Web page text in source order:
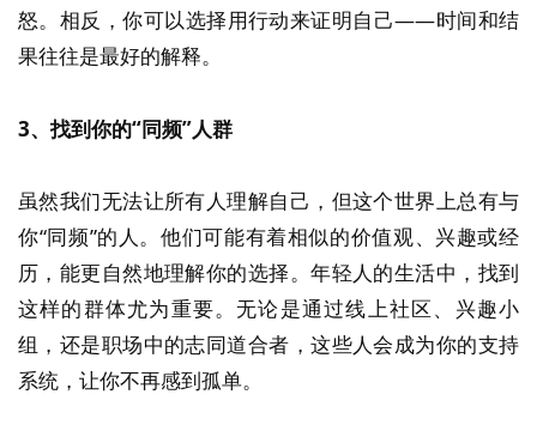
怒。相反，你可以选择用行动来证明自己——时间和结
果往往是最好的解释。
3、找到你的“同频”人群
虽然我们无法让所有人理解自己，但这个世界上总有与
你“同频”的人。他们可能有着相似的价值观、兴趣或经
历，能更自然地理解你的选择。年轻人的生活中，找到
这样的群体尤为重要。无论是通过线上社区、兴趣小
组，还是职场中的志同道合者，这些人会成为你的支持
系统，让你不再感到孤单。